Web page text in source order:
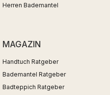
Herren Bademantel
MAGAZIN
Handtuch Ratgeber
Bademantel Ratgeber
Badteppich Ratgeber